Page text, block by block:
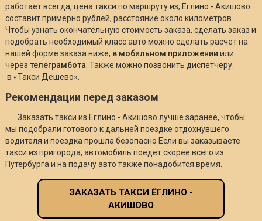
работает всегда, цена такси по маршруту из; Ёглино - Акишово
составит примерно рублей, расстояние около километров.
Чтобы узнать окончательную стоимость заказа, сделать заказ и
подобрать необходимый класс авто можно сделать расчет на
нашей форме заказа ниже, в мобильном приложении или
через телеграмбота . Также можно позвонить диспетчеру.
в «Такси Дешево».
Рекомендации перед заказом
Заказать такси из Ёглино - Акишово лучше заранее, чтобы
мы подобрали готового к дальней поездке отдохнувшего
водителя и поездка прошла безопасно Если вы заказываете
такси из пригорода, автомобиль поедет скорее всего из
Путербурга и на подачу авто также понадобится время.
ЗАКАЗАТЬ ТАКСИ ЁГЛИНО -
АКИШОВО